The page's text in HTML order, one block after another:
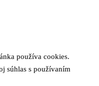
používa cookies.
súhlas s používaním